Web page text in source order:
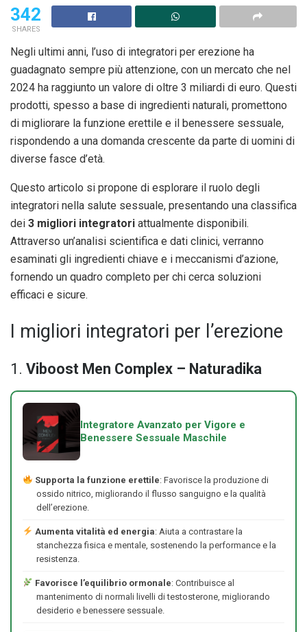
342
SHARES
Negli ultimi anni, l’uso di integratori per erezione ha
guadagnato sempre più attenzione, con un mercato che nel
2024 ha raggiunto un valore di oltre 3 miliardi di euro. Questi
prodotti, spesso a base di ingredienti naturali, promettono
di migliorare la funzione erettile e il benessere sessuale,
rispondendo a una domanda crescente da parte di uomini di
diverse fasce d’età.
Questo articolo si propone di esplorare il ruolo degli
integratori nella salute sessuale, presentando una classifica
dei 3 migliori integratori attualmente disponibili.
Attraverso un’analisi scientifica e dati clinici, verranno
esaminati gli ingredienti chiave e i meccanismi d’azione,
fornendo un quadro completo per chi cerca soluzioni
efficaci e sicure.
I migliori integratori per l’erezione
1. Viboost Men Complex – Naturadika
Integratore Avanzato per Vigore e
Benessere Sessuale Maschile
Supporta la funzione erettile: Favorisce la produzione di
ossido nitrico, migliorando il flusso sanguigno e la qualità
dell’erezione.
Aumenta vitalità ed energia: Aiuta a contrastare la
stanchezza fisica e mentale, sostenendo la performance e la
resistenza.
Favorisce l’equilibrio ormonale: Contribuisce al
mantenimento di normali livelli di testosterone, migliorando
desiderio e benessere sessuale.